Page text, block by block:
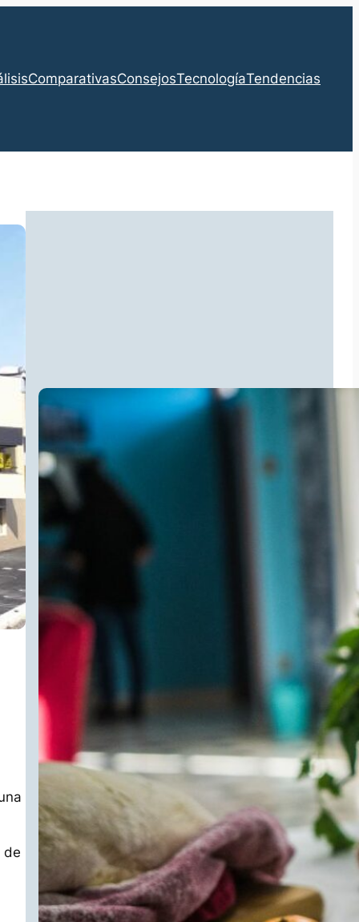
ComparativasConsejosTecnologíaTendencias
de